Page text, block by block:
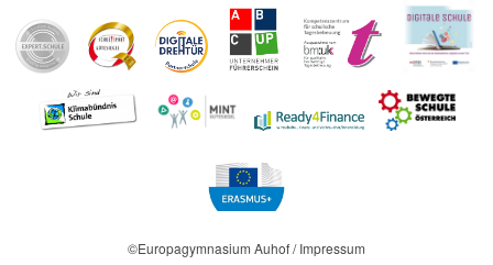
©Europagymnasium Auhof / Impressum